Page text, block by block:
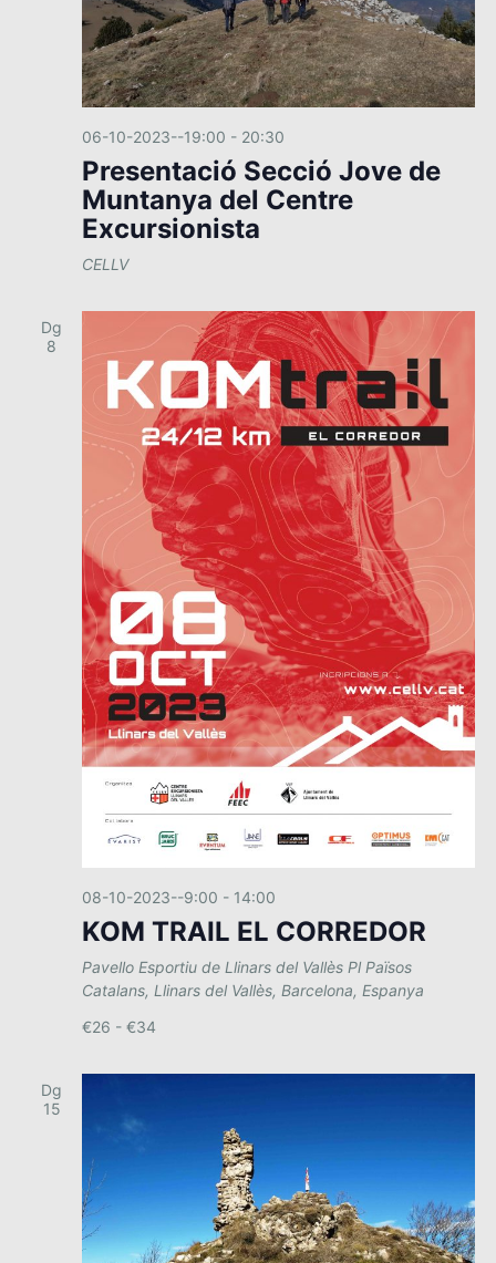
n
i
m
e
06-10-2023--19:00 - 20:30
Presentació Secció Jove de
Muntanya del Centre
Excursionista
CELLV
Dg
8
08-10-2023--9:00 - 14:00
KOM TRAIL EL CORREDOR
Pavello Esportiu de Llinars del Vallès Pl Països
Catalans, Llinars del Vallès, Barcelona, Espanya
€26 - €34
Dg
15